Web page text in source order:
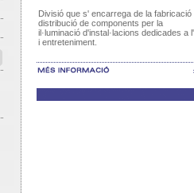
Divisió que s' encarrega de la fabricació
distribució de components per la
il·luminació d'instal·lacions dedicades a
i entreteniment.